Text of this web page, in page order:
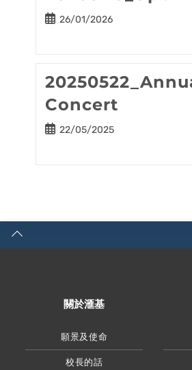
Post26/01/2026
Concert
Post22/05/2025
關於滙基
願景及使命
校長的話